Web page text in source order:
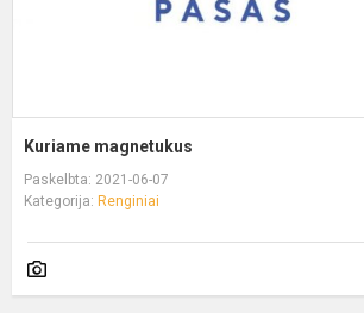
Kuriame magnetukus
Paskelbta: 2021-06-07
Kategorija: Renginiai